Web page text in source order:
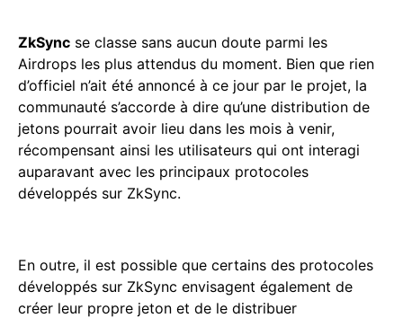
ZkSync se classe sans aucun doute parmi les
Airdrops les plus attendus du moment. Bien que rien
d’officiel n’ait été annoncé à ce jour par le projet, la
communauté s’accorde à dire qu’une distribution de
jetons pourrait avoir lieu dans les mois à venir,
récompensant ainsi les utilisateurs qui ont interagi
auparavant avec les principaux protocoles
développés sur ZkSync.
En outre, il est possible que certains des protocoles
développés sur ZkSync envisagent également de
créer leur propre jeton et de le distribuer